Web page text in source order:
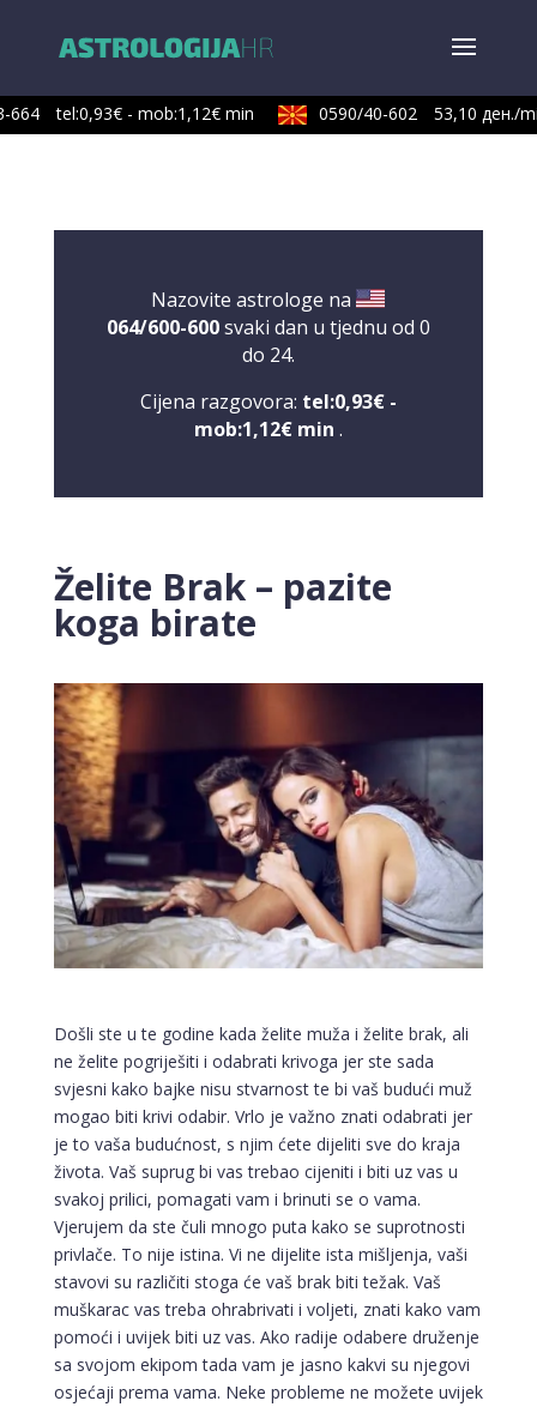
664 tel:0,93€ - mob:1,12€ min 0590/40-602 53,10 ден./
Nazovite astrologe na
064/600-600svaki dan u tjednu od 0
do 24.
Cijena razgovora: tel:0,93€ -
mob:1,12€ min .
Želite Brak – pazite
koga birate
Došli ste u te godine kada želite muža i želite brak, ali
ne želite pogriješiti i odabrati krivoga jer ste sada
svjesni kako bajke nisu stvarnost te bi vaš budući muž
mogao biti krivi odabir. Vrlo je važno znati odabrati jer
je to vaša budućnost, s njim ćete dijeliti sve do kraja
života. Vaš suprug bi vas trebao cijeniti i biti uz vas u
svakoj prilici, pomagati vam i brinuti se o vama.
Vjerujem da ste čuli mnogo puta kako se suprotnosti
privlače. To nije istina. Vi ne dijelite ista mišljenja, vaši
stavovi su različiti stoga će vaš brak biti težak. Vaš
muškarac vas treba ohrabrivati i voljeti, znati kako vam
pomoći i uvijek biti uz vas. Ako radije odabere druženje
sa svojom ekipom tada vam je jasno kakvi su njegovi
osjećaji prema vama. Neke probleme ne možete uvijek